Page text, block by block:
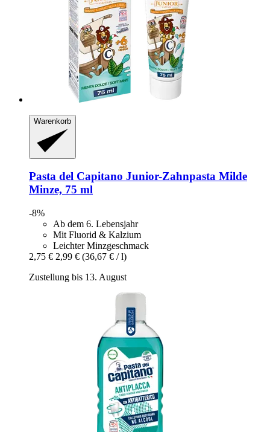
Warenkorb
Pasta del Capitano Junior-​Zahnpasta Milde
Minze, 75 ml
-8%
Ab dem 6. Lebensjahr
Mit Fluorid & Kalzium
Leichter Minzgeschmack
2,75 € 2,99 € (36,67 € / l)
Zustellung bis 13. August